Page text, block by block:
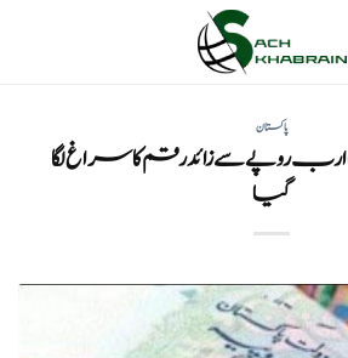
پاکستان
حکومت نے 60 ارب روپے سے زائد رقم کا سراغ لگا
گیا